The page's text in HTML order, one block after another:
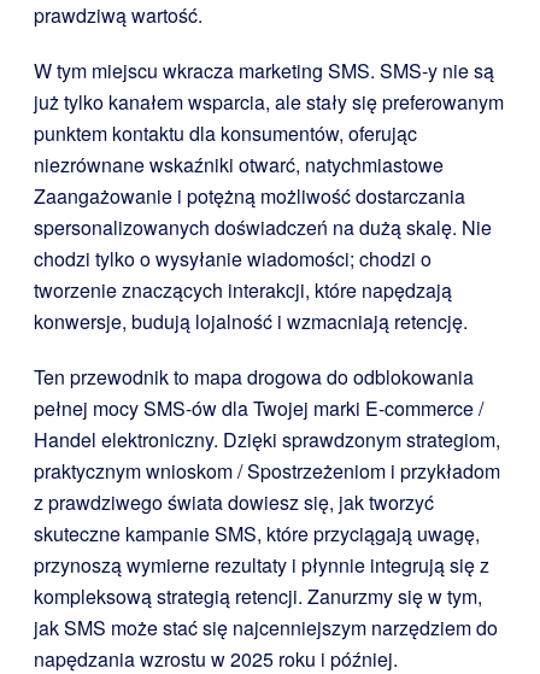
prawdziwą wartość.
W tym miejscu wkracza marketing SMS. SMS-y nie są
już tylko kanałem wsparcia, ale stały się preferowanym
punktem kontaktu dla konsumentów, oferując
niezrównane wskaźniki otwarć, natychmiastowe
Zaangażowanie i potężną możliwość dostarczania
spersonalizowanych doświadczeń na dużą skalę. Nie
chodzi tylko o wysyłanie wiadomości; chodzi o
tworzenie znaczących interakcji, które napędzają
konwersje, budują lojalność i wzmacniają retencję.
Ten przewodnik to mapa drogowa do odblokowania
pełnej mocy SMS-ów dla Twojej marki E-commerce /
Handel elektroniczny. Dzięki sprawdzonym strategiom,
praktycznym wnioskom / Spostrzeżeniom i przykładom
z prawdziwego świata dowiesz się, jak tworzyć
skuteczne kampanie SMS, które przyciągają uwagę,
przynoszą wymierne rezultaty i płynnie integrują się z
kompleksową strategią retencji. Zanurzmy się w tym,
jak SMS może stać się najcenniejszym narzędziem do
napędzania wzrostu w 2025 roku i później.